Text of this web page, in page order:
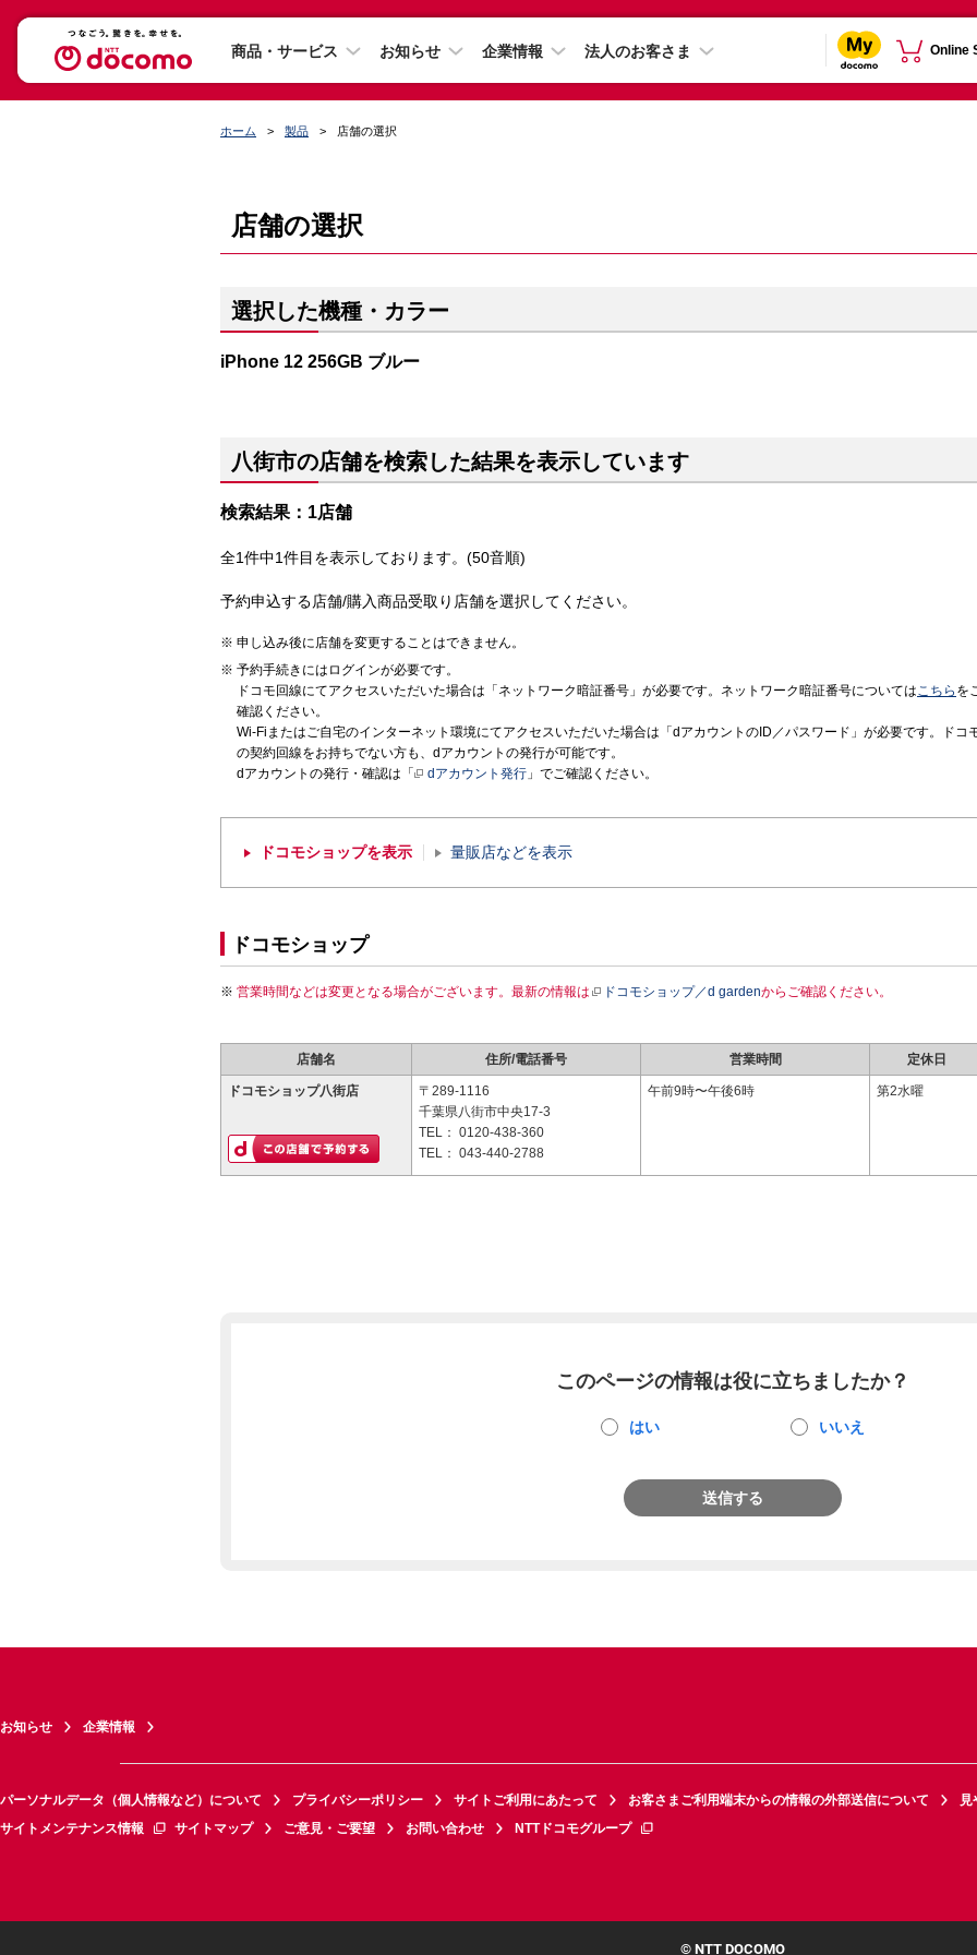
商品・サービス お知らせ 企業情報 法人のお客さま Online
ホーム 製品 店舗の選択
店舗の選択
選択した機種・カラー
iPhone 12 256GB ブルー
八街市の店舗を検索した結果を表示しています
検索結果：1店舗
全1件中1件目を表示しております。(50音順)
予約申込する店舗/購入商品受取り店舗を選択してください。
申し込み後に店舗を変更することはできません。
予約手続きにはログインが必要です。
ドコモ回線にてアクセスいただいた場合は「ネットワーク暗証番号」が必要です。ネットワーク暗証番号についてはこちら を
確認ください。
Wi-Fiまたはご自宅のインターネット環境にてアクセスいただいた場合は「dアカウントのID／パスワード」が必要です。ドコ
の契約回線をお持ちでない方も、dアカウントの発行が可能です。
dアカウントの発行・確認は「
dアカウント発行 」でご確認ください。
ドコモショップを表示 量販店などを表示
ドコモショップ
営業時間などは変更となる場合がございます。最新の情報は ドコモショップ／d gardenからご確認ください。
店舗名 住所/電話番号 営業時間 定休日
ドコモショップ八街店
〒289-1116
千葉県八街市中央17-3
TEL： 0120-438-360
TEL： 043-440-2788
午前9時〜午後6時 第2水曜
このページの情報は役に立ちましたか？
はい いいえ
送信する
お知らせ 企業情報
パーソナルデータ（個人情報など）について プライバシーポリシー サイトご利用にあたって お客さまご利用端末からの情報の外部送信について
見
サイトメンテナンス情報
サイトマップ ご意見・ご要望 お問い合わせ NTTドコモグループ
© NTT DOCOMO